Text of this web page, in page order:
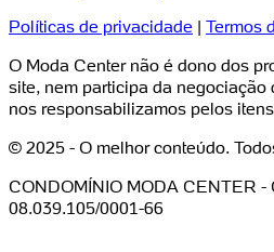
Políticas de privacidade | Termos
O Moda Center não é dono dos
site, nem participa da negociação
nos responsabilizamos pelos
© 2025 - O melhor conteúdo.
CONDOMÍNIO MODA CENTER -
08.039.105/0001-66